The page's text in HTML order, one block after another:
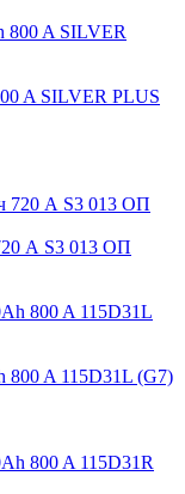
A SILVER PLUS
А S3 013 ОП
800 A 115D31L (G7)